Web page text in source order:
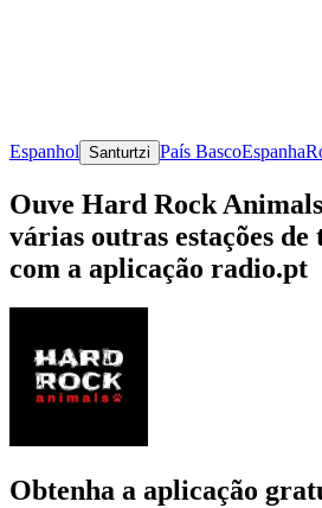
Espanhol Santurtzi País BascoEspanha
Ouve Hard Rock
várias outras estações de
com a aplicação radio.pt
Obtenha a aplicação